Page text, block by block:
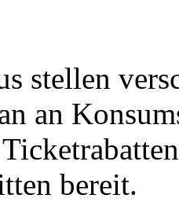
stellen
an
bereit.